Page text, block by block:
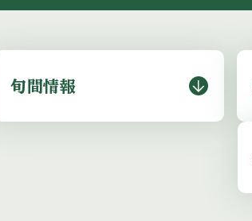
旬間情報